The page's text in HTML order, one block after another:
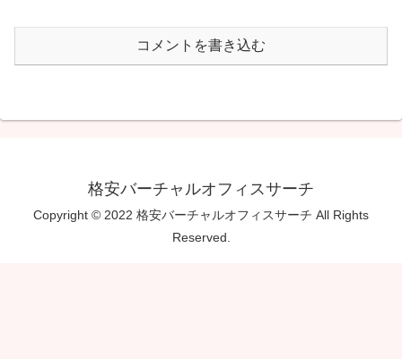
コメントを書き込む
格安バーチャルオフィスサーチ
Copyright © 2022 格安バーチャルオフィスサーチ All Rights
Reserved.